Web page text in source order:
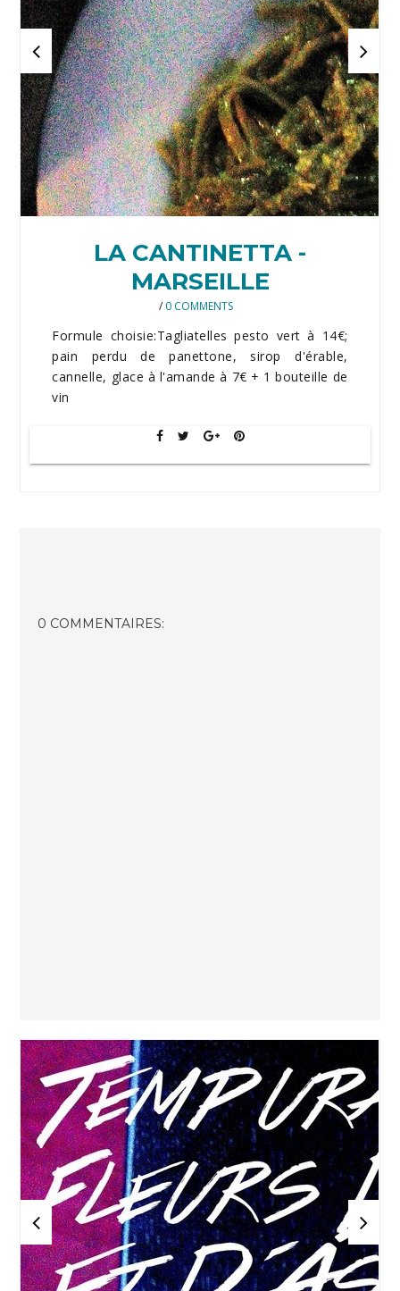
LA CANTINETTA -
MARSEILLE
/ 0 COMMENTS
Formule choisie:Tagliatelles pesto vert à 14€;
pain perdu de panettone, sirop d'érable,
cannelle, glace à l'amande à 7€ + 1 bouteille de
vin
0 COMMENTAIRES: